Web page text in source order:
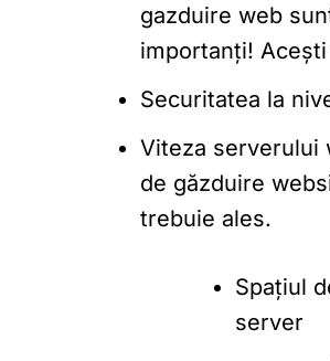
gazduire web
importanți!
Securitatea la
Viteza serverului
de găzduire
trebuie ales.
Spațiul
server